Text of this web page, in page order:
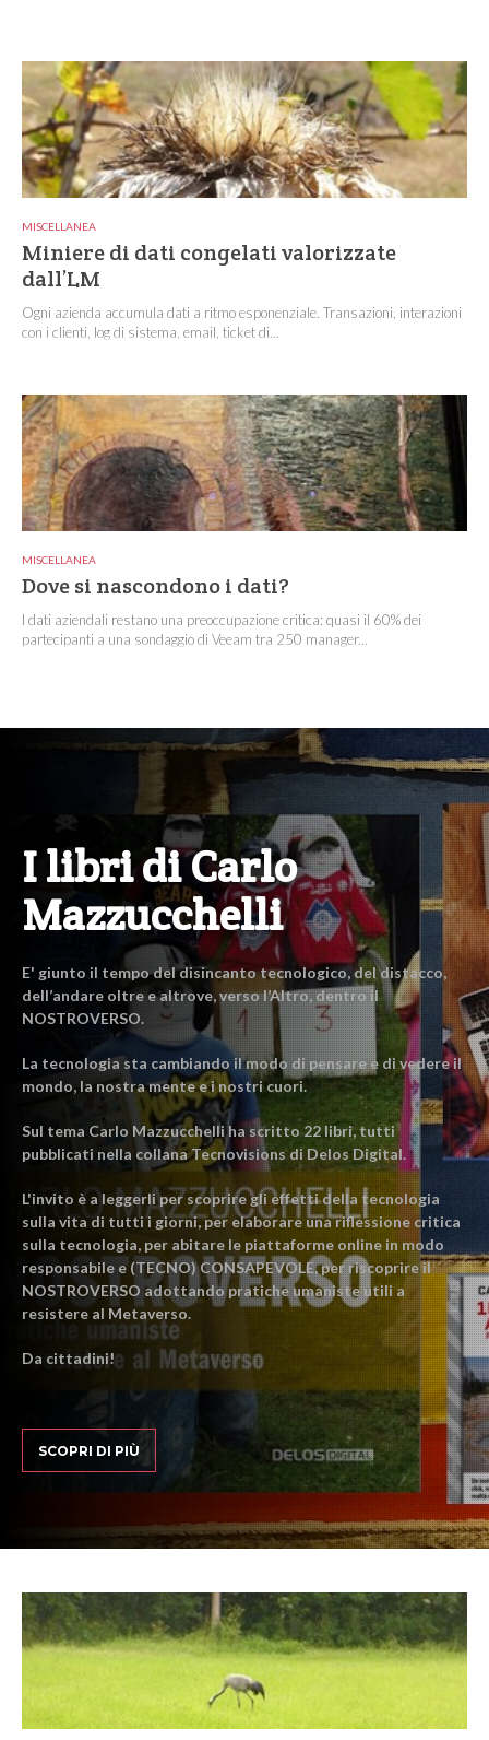
MISCELLANEA
Miniere di dati congelati valorizzate
dall’LM
Ogni azienda accumula dati a ritmo esponenziale. Transazioni, interazioni
con i clienti, log di sistema, email, ticket di...
MISCELLANEA
Dove si nascondono i dati?
I dati aziendali restano una preoccupazione critica: quasi il 60% dei
partecipanti a una sondaggio di Veeam tra 250 manager...
I libri di Carlo
Mazzucchelli
E' giunto il tempo del disincanto tecnologico, del distacco,
dell’andare oltre e altrove, verso l’Altro, dentro il
NOSTROVERSO.
La tecnologia sta cambiando il modo di pensare e di vedere il
mondo, la nostra mente e i nostri cuori.
Sul tema Carlo Mazzucchelli ha scritto 22 libri, tutti
pubblicati nella collana Tecnovisions di Delos Digital.
L'invito è a leggerli per scoprire gli effetti della tecnologia
sulla vita di tutti i giorni, per elaborare una riflessione critica
sulla tecnologia, per abitare le piattaforme online in modo
responsabile e (TECNO) CONSAPEVOLE, per riscoprire il
NOSTROVERSO adottando pratiche umaniste utili a
resistere al Metaverso.
Da cittadini!
SCOPRI DI PIÙ